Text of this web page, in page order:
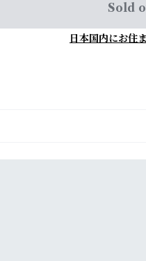
Sold
日本国内にお住